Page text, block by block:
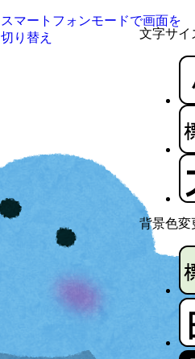
文字サイ
背景色変
スマートフォンモードで画面を
切り替え